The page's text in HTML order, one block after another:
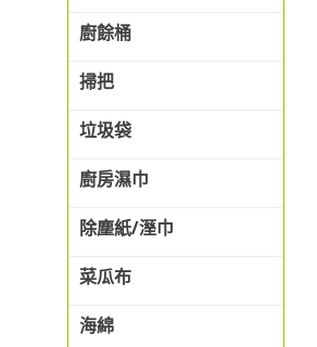
廚餘桶
掃把
垃圾袋
廚房濕巾
除塵紙/溼巾
菜瓜布
海綿